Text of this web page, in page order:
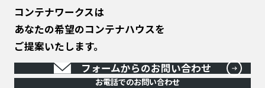
コンテナワークスは
あなたの希望のコンテナハウスを
ご提案いたします。
フォームからのお問い合わせ
お電話でのお問い合わせ